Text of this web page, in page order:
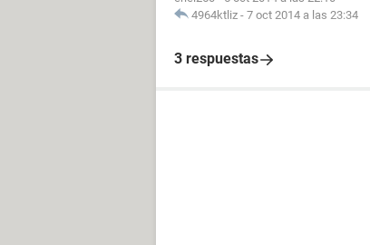
4964ktliz - 7 oct 2014 a las 23:34
3 respuestas